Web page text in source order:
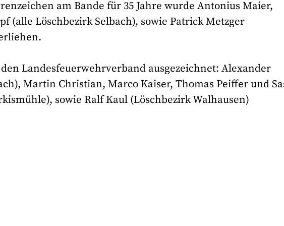
am Bande für 35 Jahre wurde Antonius Maier,
(alle Löschbezirk Selbach), sowie Patrick Metzger
Landesfeuerwehrverband ausgezeichnet: Alexander
Martin Christian, Marco Kaiser, Thomas Peiffer und
sowie Ralf Kaul (Löschbezirk Walhausen)